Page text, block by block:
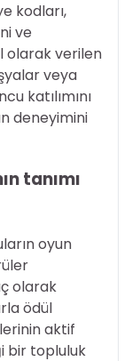
kodları,
ve
olarak verilen
veya
katılımını
deneyimini
tanımı
oyun
olarak
ödül
aktif
bir topluluk